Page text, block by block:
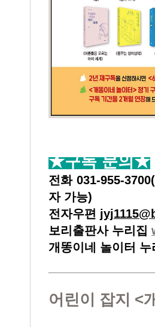
★구독 문의★
전화 031-955-
자 가능)
전자우편
보리출판사 누리집
개똥이네 놀이터 누
어린이 잡지 <